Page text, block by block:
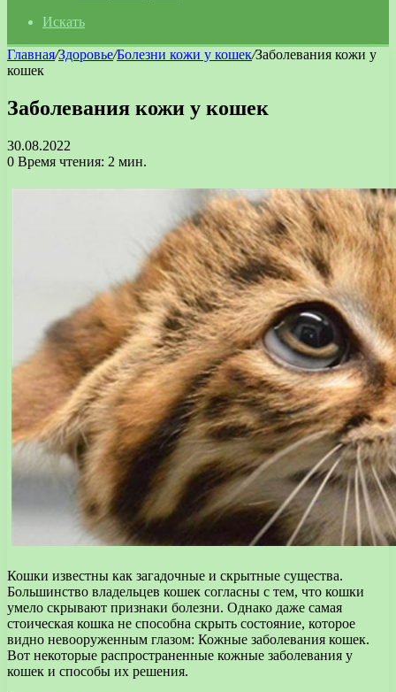
Искать
Главная/Здоровье/Болезни кожи у кошек/Заболевания кожи у
кошек
Заболевания кожи у кошек
30.08.2022
0 Время чтения: 2 мин.
Кошки известны как загадочные и скрытные существа.
Большинство владельцев кошек согласны с тем, что кошки
умело скрывают признаки болезни. Однако даже самая
стоическая кошка не способна скрыть состояние, которое
видно невооруженным глазом: Кожные заболевания кошек.
Вот некоторые распространенные кожные заболевания у
кошек и способы их решения.